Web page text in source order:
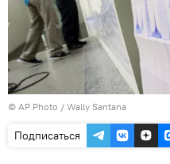
© AP Photo / Wally Santana
Подписаться